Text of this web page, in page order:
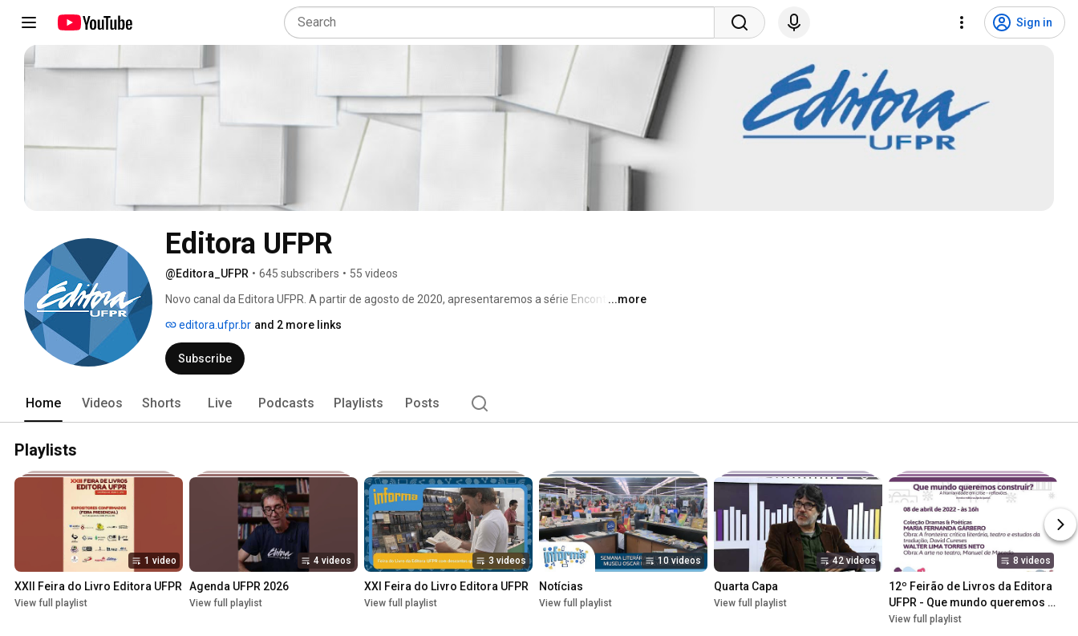
Sign in
Editora UFPR
@Editora_UFPR • 645 subscribers • 55 videos
Novo canal da Editora UFPR. A partir de agosto de 2020, apresentaremos a série Encontros
se para receber notificações.
...more
editora.ufpr.br and 2 more links
Subscribe
Home Videos Shorts Live Podcasts Playlists Posts
Playlists
1 video
XXII Feira do Livro Editora UFPR
View full playlist
4 videos
Agenda UFPR 2026
View full playlist
3 videos
XXI Feira do Livro Editora UFPR
View full playlist
10 videos
Notícias
View full playlist
42 videos
Quarta Capa
View full playlist
8 videos
12º Feirão de Livros da Editora
UFPR - Que mundo queremos
construir? - A humanidade em
View full playlist